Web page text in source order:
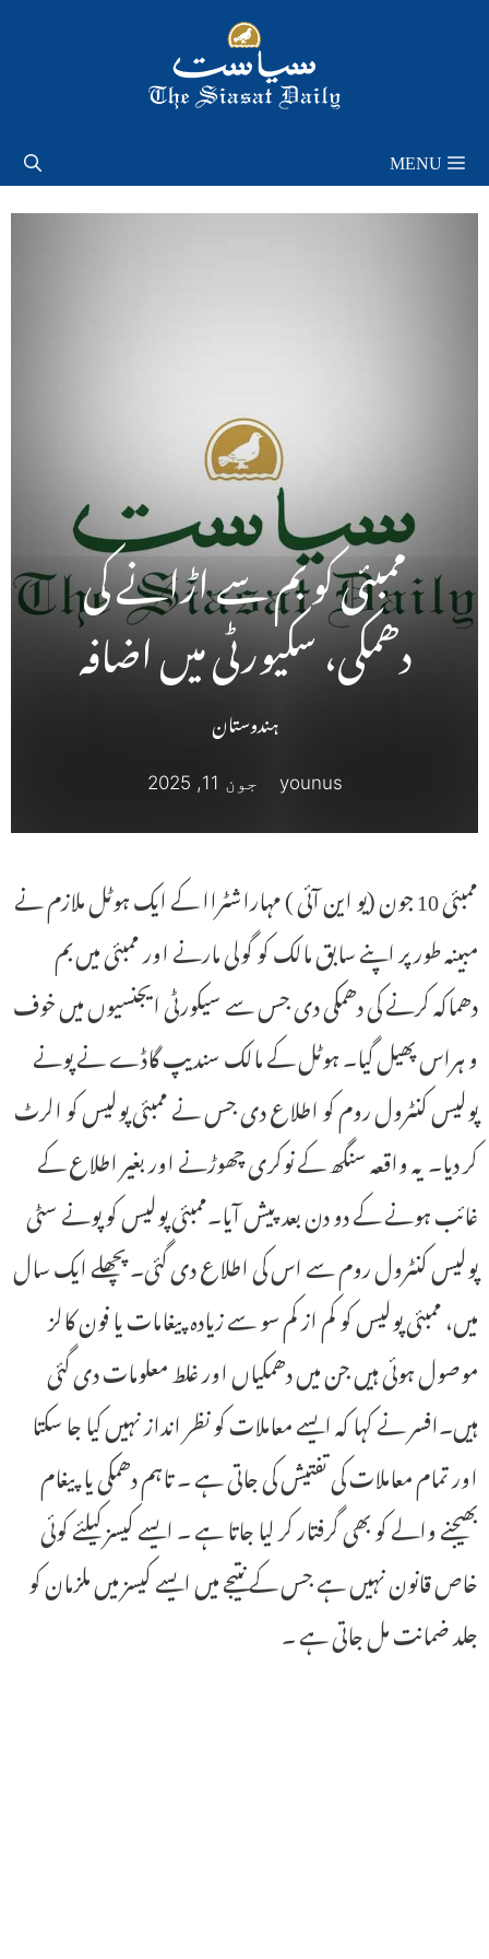
MENU
ممبئی کو بم سے اڑانے کی
دھمکی، سکیورٹی میں اضافہ
ہندوستان
younus جون 11, 2025
ممبئی 10 جون (یو این آئی ) مہاراشٹراا کے ایک ہوٹل ملازم نے
مبینہ طور پر اپنے سابق مالک کو گولی مارنے اور ممبئی میں بم
دھماکہ کرنے کی دھمکی دی جس سے سیکورٹی ایجنسیوں میں خوف
و ہراس پھیل گیا۔ ہوٹل کے مالک سندیپ گاڈے نے پونے
پولیس کنٹرول روم کو اطلاع دی جس نے ممبئی پولیس کو الرٹ
کر دیا۔ یہ واقعہ سنگھ کے نوکری چھوڑنے اور بغیر اطلاع کے
غائب ہونے کے دو دن بعد پیش آیا۔ممبئی پولیس کو پونے سٹی
پولیس کنٹرول روم سے اس کی اطلاع دی گئی۔ پچھلے ایک سال
میں، ممبئی پولیس کو کم از کم سو سے زیادہ پیغامات یا فون کالز
موصول ہوئی ہیں جن میں دھمکیاں اور غلط معلومات دی گئی
ہیں۔افسر نے کہا کہ ایسے معاملات کو نظر انداز نہیں کیا جا سکتا
اور تمام معاملات کی تفتیش کی جاتی ہے ۔ تاہم دھمکی یا پیغام
بھیجنے والے کو بھی گرفتار کر لیا جاتا ہے ۔ ایسے کیسز کیلئے کوئی
خاص قانون نہیں ہے جس کے نتیجے میں ایسے کیسز میں ملزمان کو
جلد ضمانت مل جاتی ہے ۔